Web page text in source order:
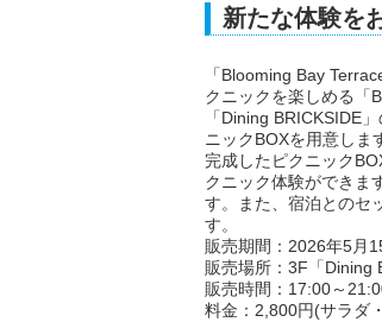
新たな体験を
「Blooming Bay
クニックを楽しめる「
「Dining BRICKSIDE
ニックBOXを用意しま
完成したピクニック
クニック体験ができま
す。また、宿泊とのセ
す。
販売期間：2026年5月
販売場所：3F「Dining
販売時間：17:00～
料金：2,800円(サラダ